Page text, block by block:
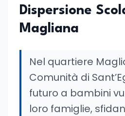
Dispersione
Magliana
Nel quartiere
Comunità di
futuro a bambini
loro famiglie,